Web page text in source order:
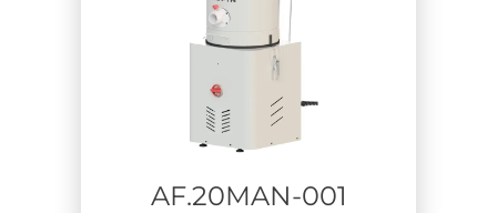
AF.20MAN-001